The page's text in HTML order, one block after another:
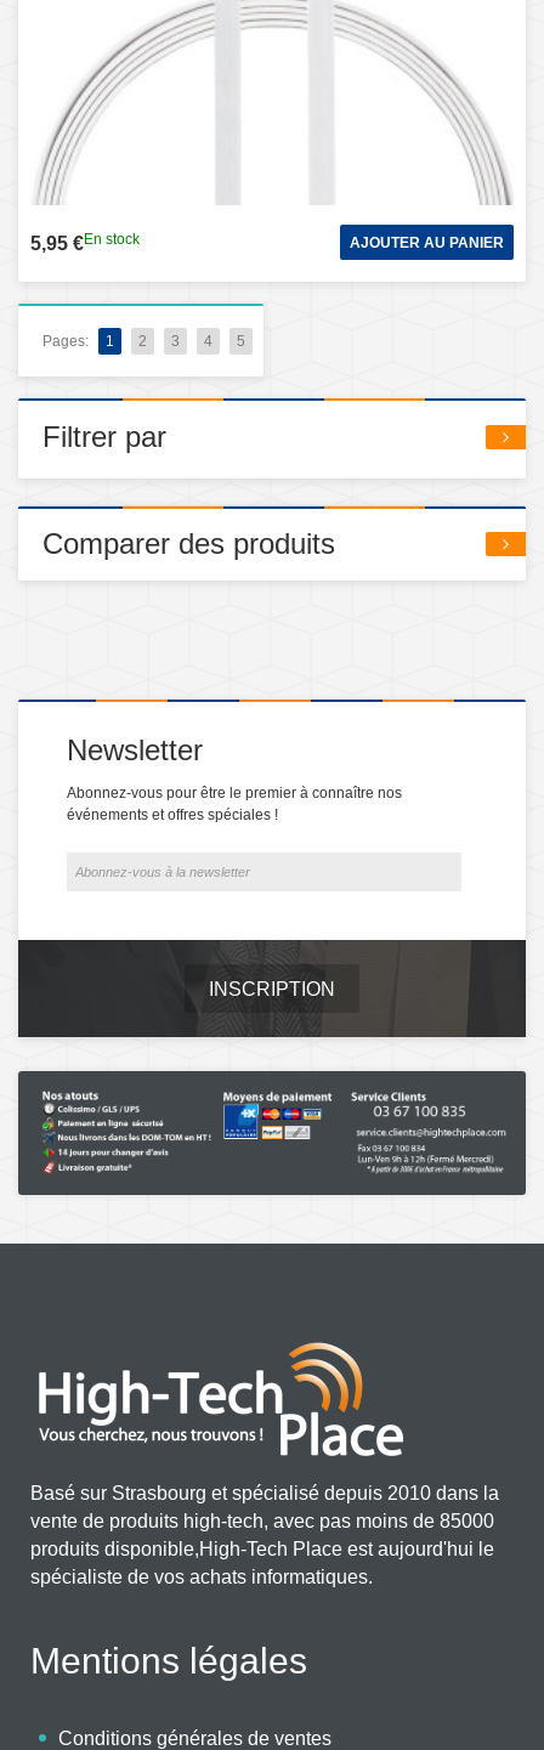
5,95 €En stock AJOUTER AU PANIER
Pages: 1 2 3 4 5
Filtrer par
Comparer des produits
Newsletter
Abonnez-vous pour être le premier à connaître nos
événements et offres spéciales !
INSCRIPTION
Basé sur Strasbourg et spécialisé depuis 2010 dans la
vente de produits high-tech, avec pas moins de 85000
produits disponible,High-Tech Place est aujourd'hui le
spécialiste de vos achats informatiques.
Mentions légales
Conditions générales de ventes